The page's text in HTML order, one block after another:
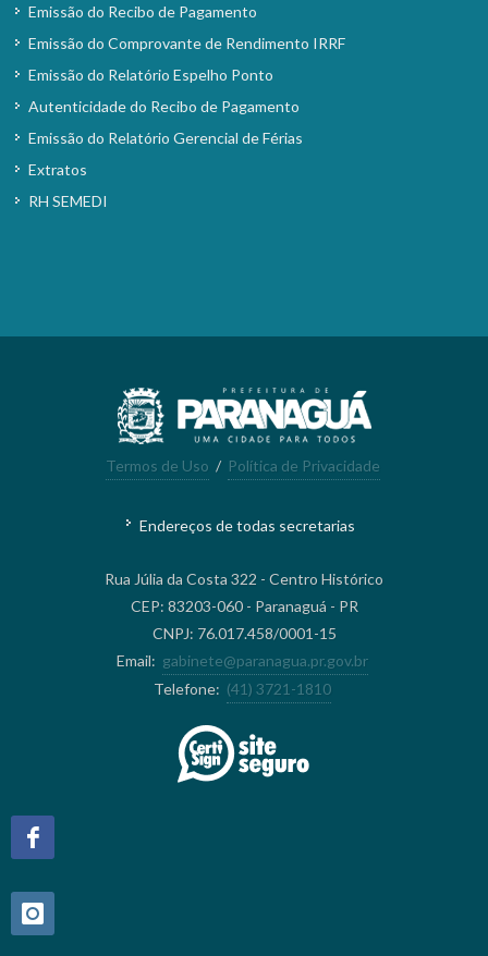
Emissão do Recibo de Pagamento
Emissão do Comprovante de Rendimento IRRF
Emissão do Relatório Espelho Ponto
Autenticidade do Recibo de Pagamento
Emissão do Relatório Gerencial de Férias
Extratos
RH SEMEDI
Termos de Uso / Política de Privacidade
Endereços de todas secretarias
Rua Júlia da Costa 322 - Centro Histórico
CEP: 83203-060 - Paranaguá - PR
CNPJ: 76.017.458/0001-15
Email: gabinete@paranagua.pr.gov.br
Telefone: (41) 3721-1810